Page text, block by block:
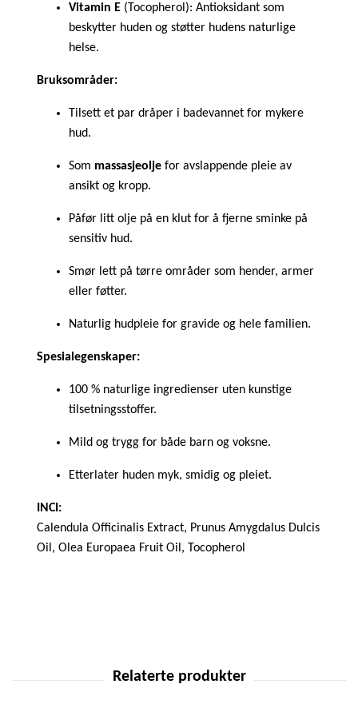
Vitamin E (Tocopherol): Antioksidant som
beskytter huden og støtter hudens naturlige
helse.
Bruksområder:
Tilsett et par dråper i badevannet for mykere
hud.
Som massasjeolje for avslappende pleie av
ansikt og kropp.
Påfør litt olje på en klut for å fjerne sminke på
sensitiv hud.
Smør lett på tørre områder som hender, armer
eller føtter.
Naturlig hudpleie for gravide og hele familien.
Spesialegenskaper:
100 % naturlige ingredienser uten kunstige
tilsetningsstoffer.
Mild og trygg for både barn og voksne.
Etterlater huden myk, smidig og pleiet.
INCI:
Calendula Officinalis Extract, Prunus Amygdalus Dulcis
Oil, Olea Europaea Fruit Oil, Tocopherol